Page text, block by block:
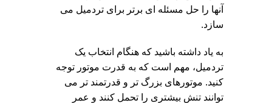
آنها را حل مسئله ای برتر برای تردمیل می
سازد.
به یاد داشته باشید که هنگام انتخاب یک
تردمیل، مهم است که به قدرت موتور توجه
کنید. موتورهای بزرگ تر و قدرتمند تر می
توانند تنش بیشتری را تحمل کنند و عمر